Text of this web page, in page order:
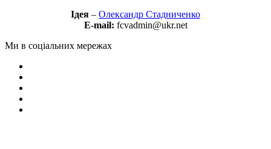
Ідея – Олександр Стадниченко
E-mail: fcvadmin@ukr.net
Ми в соціальних мережах